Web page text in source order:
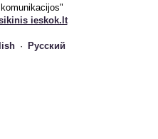
ieskok.lt
· Русский